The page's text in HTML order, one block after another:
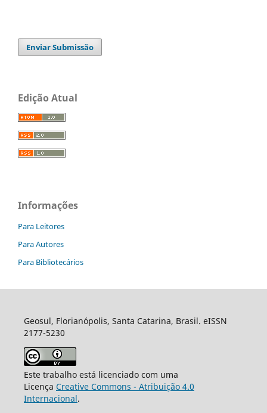
Enviar Submissão
Edição Atual
Informações
Para Leitores
Para Autores
Para Bibliotecários
Geosul, Florianópolis, Santa Catarina, Brasil. eISSN
2177-5230
Este trabalho está licenciado com uma
Licença Creative Commons - Atribuição 4.0
Internacional.